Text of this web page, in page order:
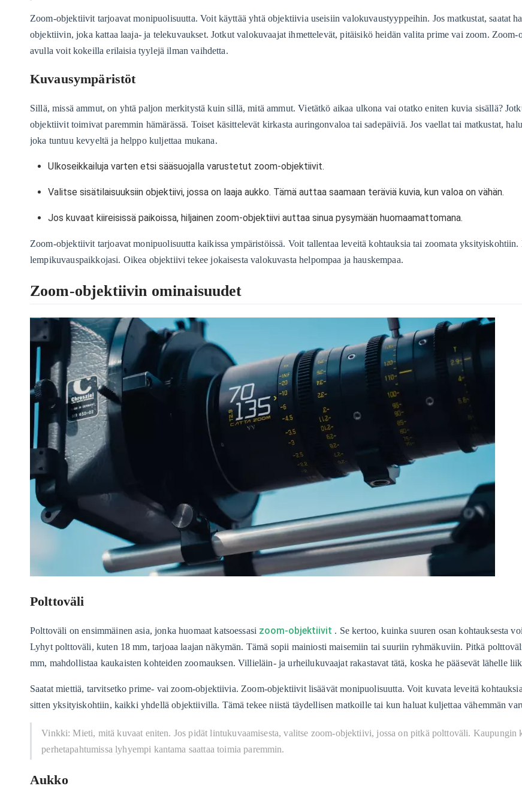
Zoom-objektiivit tarjoavat monipuolisuutta. Voit käyttää yhtä objektiivia useisiin valokuvaustyyppeihin. Jos matkustat, saatat
objektiivin, joka kattaa laaja- ja telekuvaukset. Jotkut valokuvaajat ihmettelevät, pitäisikö heidän valita prime vai zoom. Zoom-
avulla voit kokeilla erilaisia ​​tyylejä ilman vaihdetta.
Kuvausympäristöt
Sillä, missä ammut, on yhtä paljon merkitystä kuin sillä, mitä ammut. Vietätkö aikaa ulkona vai otatko eniten kuvia sisällä?
objektiivit toimivat paremmin hämärässä. Toiset käsittelevät kirkasta auringonvaloa tai sadepäiviä. Jos vaellat tai matkustat,
joka tuntuu kevyeltä ja helppo kuljettaa mukana.
Ulkoseikkailuja varten etsi sääsuojalla varustetut zoom-objektiivit.
Valitse sisätilaisuuksiin objektiivi, jossa on laaja aukko. Tämä auttaa saamaan teräviä kuvia, kun valoa on vähän.
Jos kuvaat kiireisissä paikoissa, hiljainen zoom-objektiivi auttaa sinua pysymään huomaamattomana.
Zoom-objektiivit tarjoavat monipuolisuutta kaikissa ympäristöissä. Voit tallentaa leveitä kohtauksia tai zoomata yksityiskohtiin.
lempikuvauspaikkojasi. Oikea objektiivi tekee jokaisesta valokuvasta helpompaa ja hauskempaa.
Zoom-objektiivin ominaisuudet
Polttoväli
Polttoväli on ensimmäinen asia, jonka huomaat katsoessasi zoom-objektiivit . Se kertoo, kuinka suuren osan kohtauksesta
Lyhyt polttoväli, kuten 18 mm, tarjoaa laajan näkymän. Tämä sopii mainiosti maisemiin tai suuriin ryhmäkuviin. Pitkä
mm, mahdollistaa kaukaisten kohteiden zoomauksen. Villieläin- ja urheilukuvaajat rakastavat tätä, koska he pääsevät lähelle
Saatat miettiä, tarvitsetko prime- vai zoom-objektiivia. Zoom-objektiivit lisäävät monipuolisuutta. Voit kuvata leveitä
sitten yksityiskohtiin, kaikki yhdellä objektiivilla. Tämä tekee niistä täydellisen matkoille tai kun haluat kuljettaa vähemmän
Vinkki: Mieti, mitä kuvaat eniten. Jos pidät lintukuvaamisesta, valitse zoom-objektiivi, jossa on pitkä polttoväli. Kaupungin
perhetapahtumissa lyhyempi kantama saattaa toimia paremmin.
Aukko